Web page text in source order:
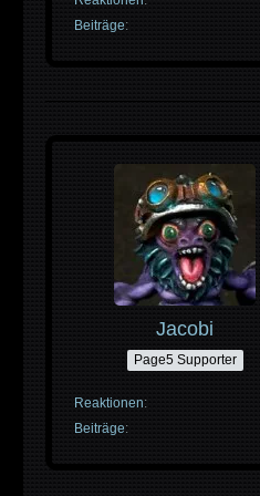
Beiträge
Jacobi
Page5 Supporter
Reaktionen
Beiträge